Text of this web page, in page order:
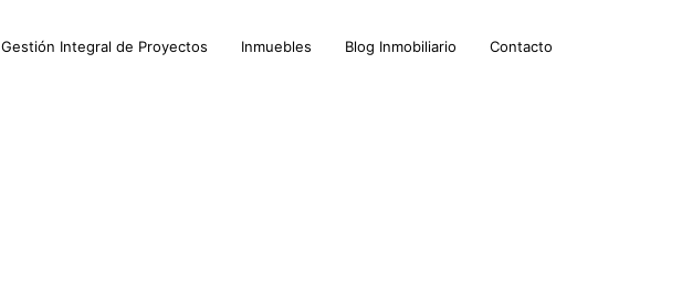
Gestión Integral de Proyectos Inmuebles Blog Inmobiliario Contacto